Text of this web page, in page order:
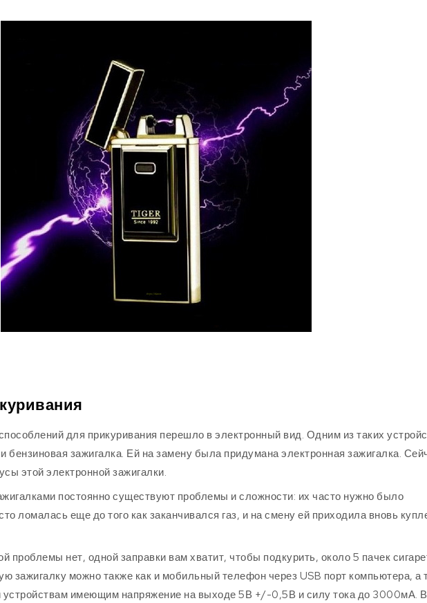
для прикуривания перешло в электронный вид. Одним из таких
бензиновая зажигалка. Ей на замену была придумана электронная зажигалка.
этой электронной зажигалки.
постоянно существуют проблемы и сложности: их часто нужно было
ломалась еще до того как заканчивался газ, и на смену ей приходила вновь
проблемы нет, одной заправки вам хватит, чтобы подкурить, около 5 пачек
зажигалку можно также как и мобильный телефон через USB порт компьютера, а
устройствам имеющим напряжение на выходе 5В +/-0,5В и силу тока до 3000мА.